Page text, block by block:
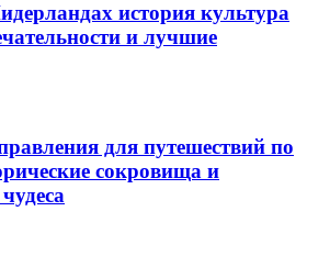
история культура
и лучшие
для путешествий по
сокровища и